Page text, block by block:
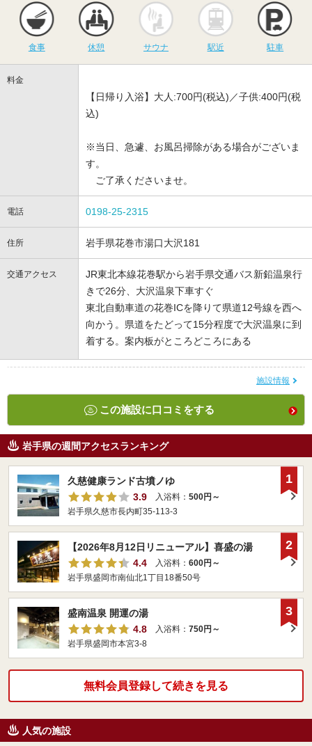
食事 休憩
サウナ
サウナ 駅近 駐車
料金
【日帰り入浴】大人:700円(税込)／子供:400円(税
込)
※当日、急遽、お風呂掃除がある場合がございま
す。
ご了承くださいませ。
電話 0198-25-2315
住所 岩手県花巻市湯口大沢181
交通アクセス
JR東北本線花巻駅から岩手県交通バス新鉛温泉行
きで26分、大沢温泉下車すぐ
東北自動車道の花巻ICを降りて県道12号線を西へ
向かう。県道をたどって15分程度で大沢温泉に到
着する。案内板がところどころにある
施設情報
この施設に口コミをする
岩手県の週間アクセスランキング
久慈健康ランド古墳ノゆ
3.9
入浴料： 500円～
岩手県久慈市長内町35-113-3
1
【2026年8月12日リニューアル】喜盛の湯
4.4
入浴料： 600円～
岩手県盛岡市南仙北1丁目18番50号
2
盛南温泉 開運の湯
4.8
入浴料： 750円～
岩手県盛岡市本宮3-8
3
無料会員登録して続きを見る
人気の施設